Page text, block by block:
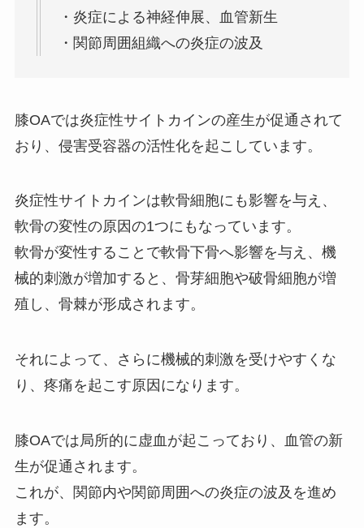
・炎症による神経伸展、血管新生
・関節周囲組織への炎症の波及
膝OAでは炎症性サイトカインの産生が促通されて
おり、侵害受容器の活性化を起こしています。
炎症性サイトカインは軟骨細胞にも影響を与え、
軟骨の変性の原因の1つにもなっています。
軟骨が変性することで軟骨下骨へ影響を与え、機
械的刺激が増加すると、骨芽細胞や破骨細胞が増
殖し、骨棘が形成されます。
それによって、さらに機械的刺激を受けやすくな
り、疼痛を起こす原因になります。
膝OAでは局所的に虚血が起こっており、血管の新
生が促通されます。
これが、関節内や関節周囲への炎症の波及を進め
ます。